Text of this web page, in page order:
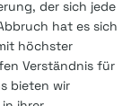
der sich jede
hat es sich
höchster
Verständnis für
bieten wir